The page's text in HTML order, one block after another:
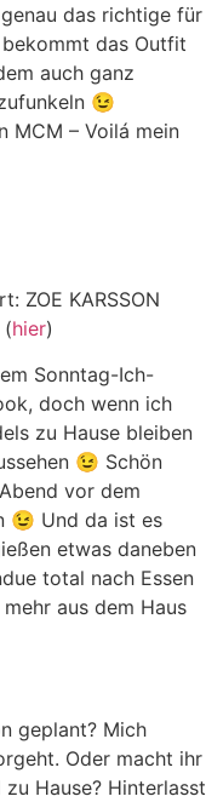
das richtige für
das Outfit
auch ganz
😉
MCM – Voilá mein
ZOE KARSSON
(hier)
Sonntag-Ich-
doch wenn ich
zu Hause bleiben
😉 Schön
vor dem
😉 Und da ist es
etwas daneben
total nach Essen
aus dem Haus
geplant? Mich
Oder macht ihr
Hause? Hinterlasst